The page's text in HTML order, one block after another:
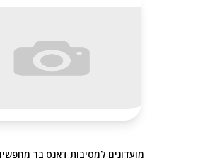
מועדונים למסיבות דאנס בר